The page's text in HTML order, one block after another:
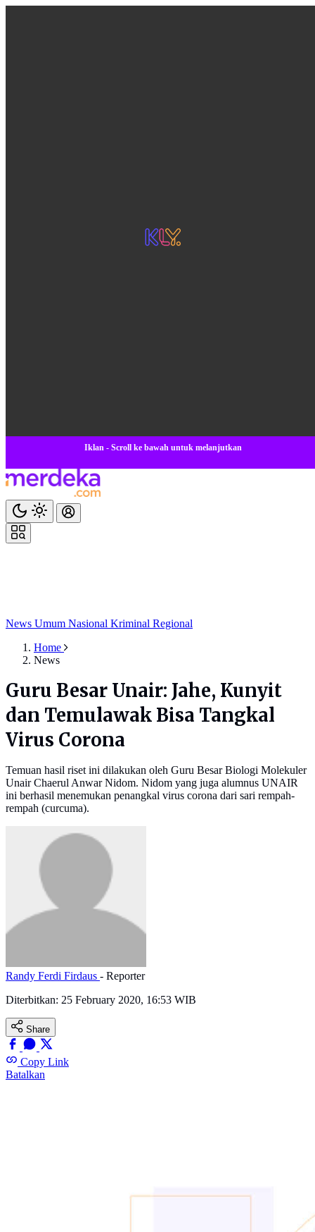
Iklan - Scroll ke bawah untuk melanjutkan
News Umum Nasional Kriminal Regional
Home
News
Guru Besar Unair: Jahe, Kunyit
dan Temulawak Bisa Tangkal
Virus Corona
Temuan hasil riset ini dilakukan oleh Guru Besar Biologi Molekuler
Unair Chaerul Anwar Nidom. Nidom yang juga alumnus UNAIR
ini berhasil menemukan penangkal virus corona dari sari rempah-
rempah (curcuma).
Randy Ferdi Firdaus - Reporter
Diterbitkan: 25 February 2020, 16:53 WIB
Share
Copy Link
Batalkan